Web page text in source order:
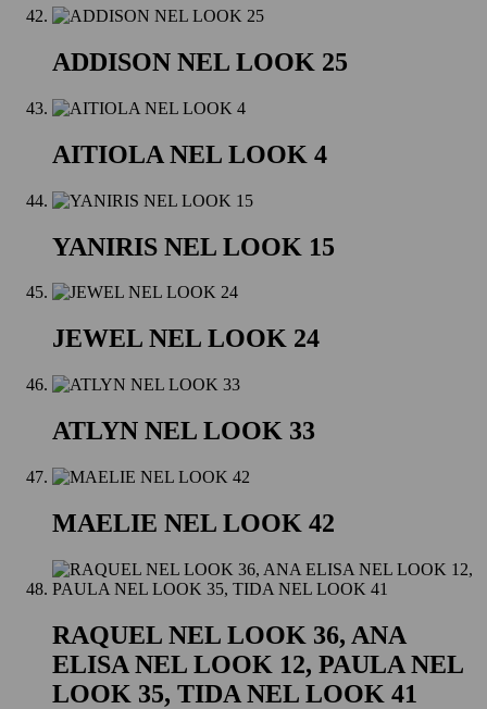
ADDISON NEL LOOK 25
AITIOLA NEL LOOK 4
YANIRIS NEL LOOK 15
JEWEL NEL LOOK 24
ATLYN NEL LOOK 33
MAELIE NEL LOOK 42
RAQUEL NEL LOOK 36, ANA
ELISA NEL LOOK 12, PAULA NEL
LOOK 35, TIDA NEL LOOK 41